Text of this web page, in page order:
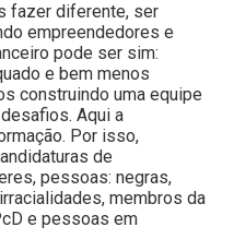
fazer diferente, ser
empreendedores e
pode ser sim:
e bem menos
construindo uma equipe
Aqui a
Por isso,
de
pessoas: negras,
membros da
e pessoas em